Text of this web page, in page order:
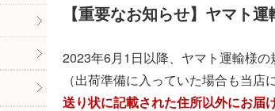
【重要なお知らせ】ヤマト
2023年6月1日以降、ヤマト運輸様
（出荷準備に入っていた場合も当店
送り状に記載された住所以外にお届